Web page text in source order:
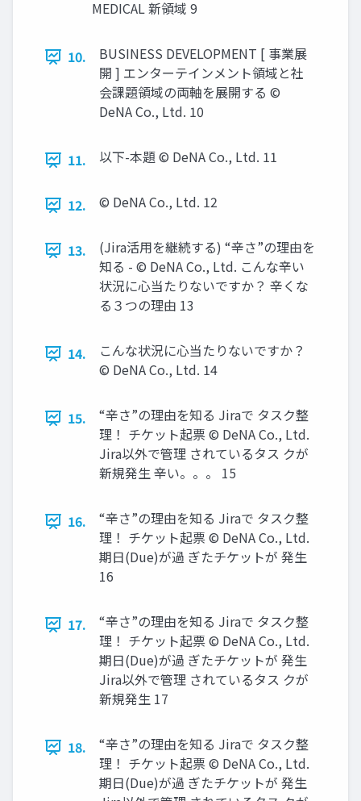
MEDICAL 新領域 9
10.
BUSINESS DEVELOPMENT [ 事業展
開 ] エンターテインメント領域と社
会課題領域の両軸を展開する ©
DeNA Co., Ltd. 10
11. 以下-本題 © DeNA Co., Ltd. 11
12. © DeNA Co., Ltd. 12
13.
(Jira活用を継続する) “辛さ”の理由を
知る - © DeNA Co., Ltd. こんな辛い
状況に心当たりないですか？ 辛くな
る３つの理由 13
14.
こんな状況に心当たりないですか？
© DeNA Co., Ltd. 14
15.
“辛さ”の理由を知る Jiraで タスク整
理！ チケット起票 © DeNA Co., Ltd.
Jira以外で管理 されているタス クが
新規発生 辛い。。。 15
16.
“辛さ”の理由を知る Jiraで タスク整
理！ チケット起票 © DeNA Co., Ltd.
期日(Due)が過 ぎたチケットが 発生
16
17.
“辛さ”の理由を知る Jiraで タスク整
理！ チケット起票 © DeNA Co., Ltd.
期日(Due)が過 ぎたチケットが 発生
Jira以外で管理 されているタス クが
新規発生 17
18.
“辛さ”の理由を知る Jiraで タスク整
理！ チケット起票 © DeNA Co., Ltd.
期日(Due)が過 ぎたチケットが 発生